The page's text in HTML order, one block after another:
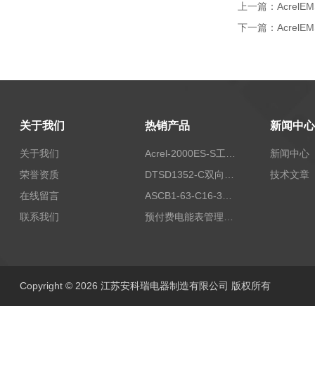
上一篇：
下一篇：
关于我们
关于我们
荣誉资质
在线留言
联系我们
热销产品 新闻中心
新闻中心
技术文章
Copyright © 2026 江苏安科瑞电器制造有限公司 版权所有